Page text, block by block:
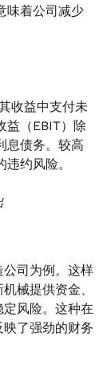
味着公司减少
收益中支付未
益（EBIT）除
息债务。较高
约风险。
司为例。这样
械提供资金、
风险。这种在
了强劲的财务